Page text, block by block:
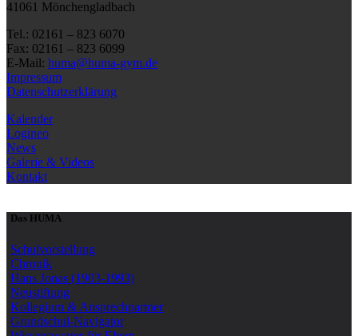
41061 Mönchengladbach
Tel.: 02161 – 823 6070
Fax: 02161 – 823 6099
E-Mail: huma@huma-gym.de
Impressum
Datenschutzerklärung
Kalender
Logineo
News
Galerie & Videos
Kontakt
Das HUMA
Schulvorstellung
Chronik
Hans Jonas (1903-1993)
Neustiftung
Kollegium & Ansprechpartner
Grundschul-Navigator